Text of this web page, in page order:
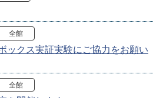
全館
ックス実証実験にご協力をお願い
全館